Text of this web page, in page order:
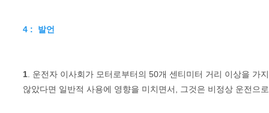
4 :  발언
1. 운전자 이사회가 모터로부터의 50개 센티미터 거리 이상을 가
않았다면 일반적 사용에 영향을 미치면서, 그것은 비정상 운전 으로